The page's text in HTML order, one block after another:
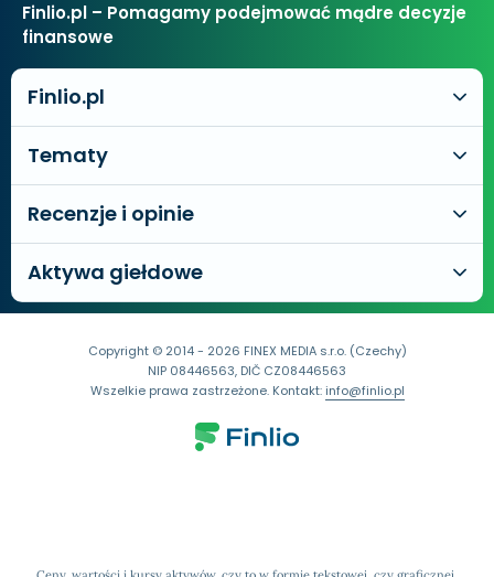
Finlio.pl – Pomagamy podejmować mądre decyzje
finansowe
Finlio.pl
Tematy
Recenzje i opinie
Aktywa giełdowe
Copyright © 2014 - 2026 FINEX MEDIA s.r.o. (Czechy)
NIP 08446563, DIČ CZ08446563
Wszelkie prawa zastrzeżone. Kontakt:info@finlio.pl